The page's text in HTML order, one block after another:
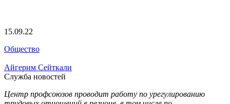
15.09.22
Общество
Айгерим Сейткали
Служба новостей
Центр профсоюзов проводит работу по урегулированию